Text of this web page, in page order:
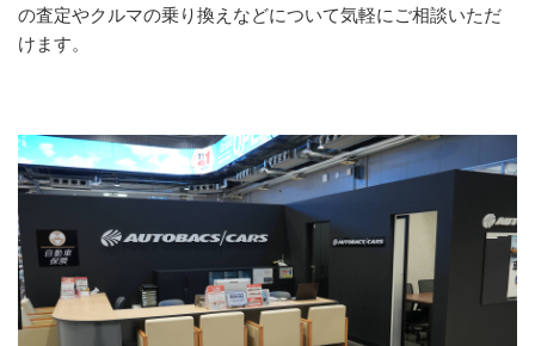
の査定やクルマの乗り換えなどについて気軽にご相談いただ
けます。